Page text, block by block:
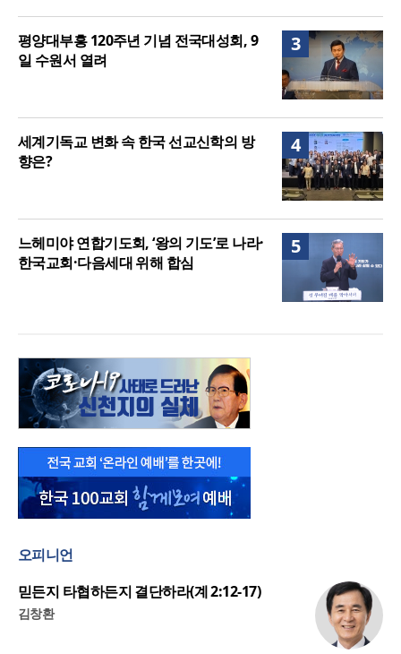
3
평양대부흥 120주년 기념 전국대성회, 9
일 수원서 열려
4
세계기독교 변화 속 한국 선교신학의 방
향은?
5
느헤미야 연합기도회, ‘왕의 기도’로 나라·
한국교회·다음세대 위해 합심
오피니언
믿든지 타협하든지 결단하라(계 2:12-17)
김창환